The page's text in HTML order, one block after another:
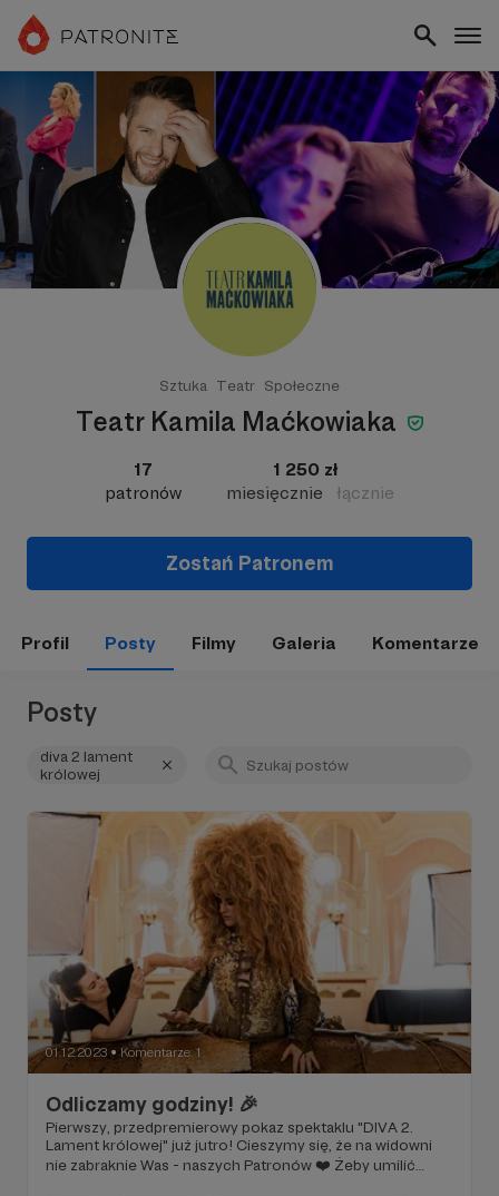
Sztuka Teatr Społeczne
Teatr Kamila Maćkowiaka
17
patronów
1 250 zł
miesięcznie
łącznie
Zostań Patronem
Profil Posty Filmy Galeria Komentarze
Posty
diva 2 lament
królowej
01.12.2023 ● Komentarze: 1
Odliczamy godziny! 🎉
Pierwszy, przedpremierowy pokaz spektaklu "DIVA 2.
Lament królowej" już jutro! Cieszymy się, że na widowni
nie zabraknie Was - naszych Patronów ❤️ Żeby umilić